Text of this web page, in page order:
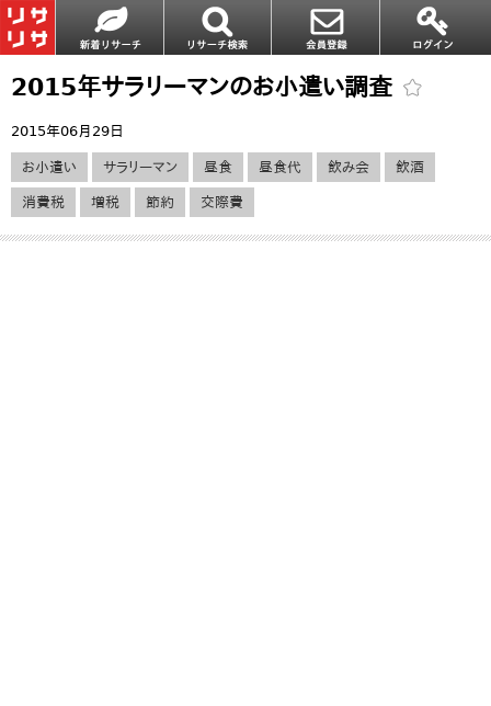
2015年サラリーマンのお小遣い調査
2015年06月29日
お小遣い サラリーマン 昼食 昼食代 飲み会 飲酒
消費税 増税 節約 交際費